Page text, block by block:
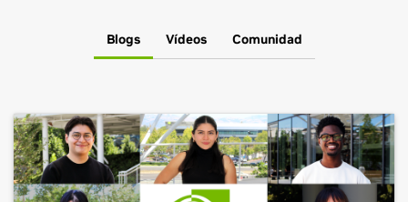
Blogs Vídeos Comunidad